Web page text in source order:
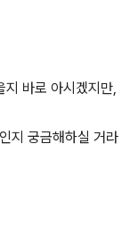
바로 아시겠지만,
지 궁금해하실 거라